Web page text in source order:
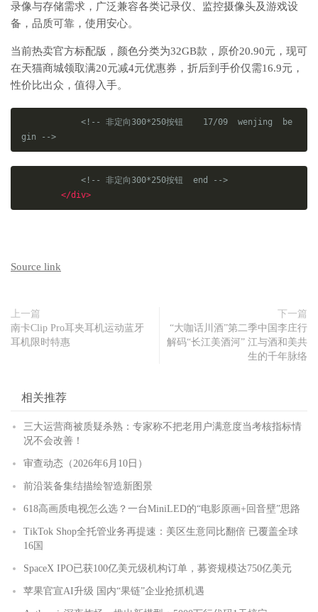
录像与存储需求，广泛兼容各类记录仪、监控摄像头及游戏设
备，品质可靠，使用安心。
当前热卖官方标配版，颜色分类为32GB款，原价20.90元，现可
在天猫商城领取满20元减4元优惠券，折后到手价仅需16.9元，
性价比出众，值得入手。
<!-- 非定向300*250按钮    17/09  wenjing  be
gin -->
<!-- 非定向300*250按钮  end -->
</div>
Source link
上一篇
南卡Clip Pro耳夹耳机运动蓝牙
耳机限时特惠
下一篇
“大咖话川酒”第二季中国李庄行
解码“长江美酒河” 江与酒和美共
生的千年脉络
相关推荐
三大运营商被质疑杀熟：专家称不把老用户满意度当考核指标情
况不会改善！
审查动态（2026年6月10日）
前沿装备集结描绘智造新图景
618高画质电视怎么选？一台MiniLED的“电影原画+回音壁”思路
TikTok Shop全托管业务再提速：美区生意同比翻倍 已覆盖全球
16国
SpaceX IPO已获100亿美元级机构订单，募资规模达750亿美元
苹果官宣AI升级 国内“果链”企业抢抓机遇